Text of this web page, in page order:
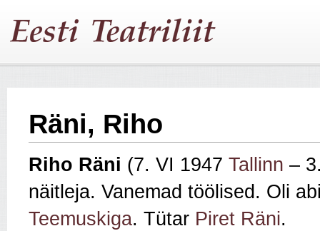
Räni, Riho
Riho Räni (7. VI 1947 Tallinn –
näitleja. Vanemad töölised. Oli
Teemuskiga. Tütar Piret Räni.